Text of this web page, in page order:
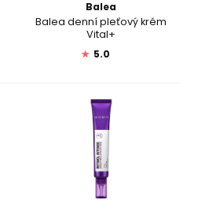
Balea
Balea denní pleťový krém
Vital+
★ 5.0